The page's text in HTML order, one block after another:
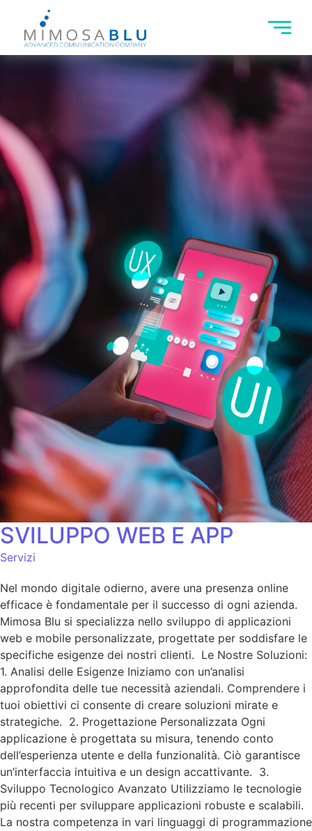
SVILUPPO WEB E APP
Servizi
Nel mondo digitale odierno, avere una presenza online
efficace è fondamentale per il successo di ogni azienda.
Mimosa Blu si specializza nello sviluppo di applicazioni
web e mobile personalizzate, progettate per soddisfare le
specifiche esigenze dei nostri clienti. Le Nostre Soluzioni:
1. Analisi delle Esigenze Iniziamo con un’analisi
approfondita delle tue necessità aziendali. Comprendere i
tuoi obiettivi ci consente di creare soluzioni mirate e
strategiche. 2. Progettazione Personalizzata Ogni
applicazione è progettata su misura, tenendo conto
dell’esperienza utente e della funzionalità. Ciò garantisce
un’interfaccia intuitiva e un design accattivante. 3.
Sviluppo Tecnologico Avanzato Utilizziamo le tecnologie
più recenti per sviluppare applicazioni robuste e scalabili.
La nostra competenza in vari linguaggi di programmazione